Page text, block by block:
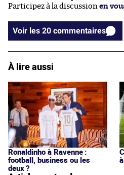
Participez à la discussion en
Voir les 20 commentaires
À lire aussi
Ronaldinho à Ravenne :
football, business ou les
deux ?